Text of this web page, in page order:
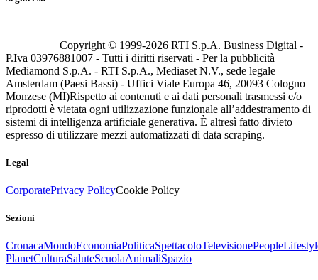
Copyright © 1999-2026 RTI S.p.A. Business Digital -
P.Iva 03976881007 - Tutti i diritti riservati - Per la pubblicità
Mediamond S.p.A. - RTI S.p.A., Mediaset N.V., sede legale
Amsterdam (Paesi Bassi) - Uffici Viale Europa 46, 20093 Cologno
Monzese (MI)Rispetto ai contenuti e ai dati personali trasmessi e/o
riprodotti è vietata ogni utilizzazione funzionale all’addestramento di
sistemi di intelligenza artificiale generativa. È altresì fatto divieto
espresso di utilizzare mezzi automatizzati di data scraping.
Legal
CorporatePrivacy PolicyCookie Policy
Sezioni
CronacaMondoEconomiaPoliticaSpettacoloTelevisionePeople
PlanetCulturaSaluteScuolaAnimaliSpazio